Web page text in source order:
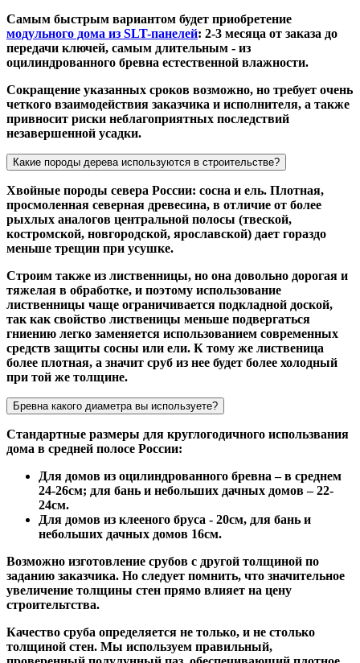
Самым быстрым вариантом будет приобретение
модульного дома из SLT-панелей: 2-3 месяца от заказа до
передачи ключей, самым длительным - из
оцилиндрованного бревна естественной влажности.
Сокращение указанных сроков возможно, но требует очень
четкого взаимодействия заказчика и исполнителя, а также
привносит риски неблагоприятных последствий
незавершенной усадки.
Какие породы дерева используются в строительстве?
Хвойные породы севера России: сосна и ель. Плотная,
просмоленная северная древесина, в отличие от более
рыхлых аналогов центральной полосы (твеской,
костромской, новгородской, ярославской) дает гораздо
меньше трещин при усушке.
Строим также из лиственницы, но она довольно дорогая и
тяжелая в обработке, и поэтому использование
лиственницы чаще ограничивается подкладной доской,
так как свойство лиственицы меньше подвергаться
гниению легко заменяется использованием современных
средств защиты сосны или ели. К тому же лиственица
более плотная, а значит сруб из нее будет более холодный
при той же толщине.
Бревна какого диаметра вы используете?
Стандартные размеры для круглогодичного использвания
дома в средней полосе России:
Для домов из оцилиндрованного бревна – в среднем
24-26см; для бань и небольших дачных домов – 22-
24см.
Для домов из клееного бруса - 20см, для бань и
небольших дачных домов 16см.
Возможно изготовление срубов с другой толщиной по
заданию заказчика. Но следует помнить, что значительное
увеличение толщины стен прямо влияет на цену
строительтства.
Качество сруба определяется не только, и не столько
толщиной стен. Мы используем правильный,